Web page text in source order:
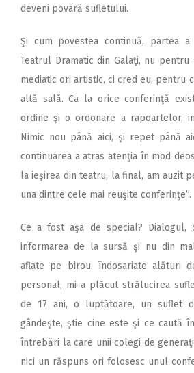
deveni povară sufletului.
Şi cum povestea continuă, partea
Teatrul Dramatic din Galaţi, nu
mediatic ori artistic, ci cred eu, pentru
altă sală. Ca la orice conferinţă
ordine şi o ordonare a rapoartelor,
Nimic nou până aici, şi repet până
continuarea a atras atenţia în mod
la ieşirea din teatru, la final, am auzit
una dintre cele mai reuşite conferinţe”.
Ce a fost aşa de special? Dialogul,
informarea de la sursă şi nu din
aflate pe birou, îndosariate alături
personal, mi-a plăcut strălucirea
de 17 ani, o luptătoare, un suflet
gândeşte, ştie cine este şi ce caută
întrebări la care unii colegi de
nici un răspuns ori folosesc unul